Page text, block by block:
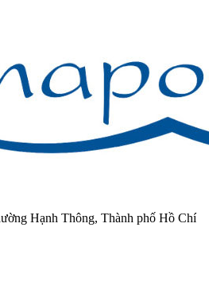
Hạnh Thông, Thành phố Hồ Chí